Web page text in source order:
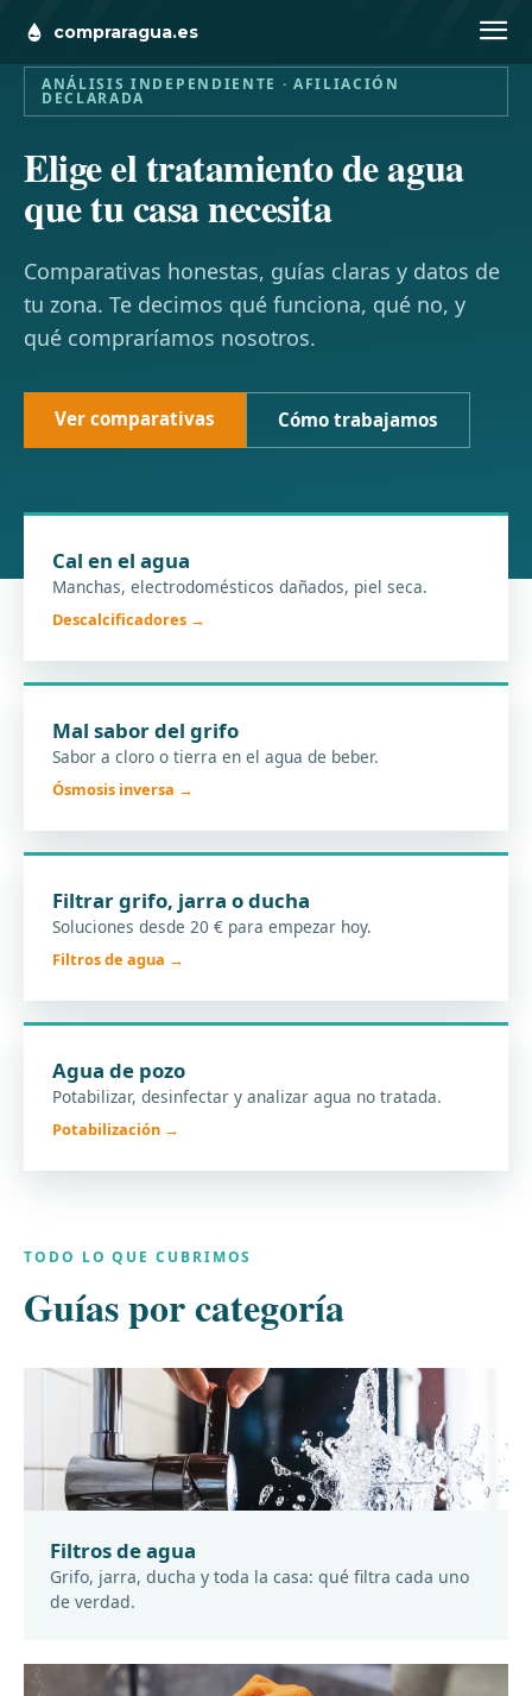
compraragua.es
ANÁLISIS INDEPENDIENTE · AFILIACIÓN
DECLARADA
Elige el tratamiento de agua
que tu casa necesita
Comparativas honestas, guías claras y datos de
tu zona. Te decimos qué funciona, qué no, y
qué compraríamos nosotros.
Ver comparativas Cómo trabajamos
Cal en el agua
Manchas, electrodomésticos dañados, piel seca.
Descalcificadores →
Mal sabor del grifo
Sabor a cloro o tierra en el agua de beber.
Ósmosis inversa →
Filtrar grifo, jarra o ducha
Soluciones desde 20 € para empezar hoy.
Filtros de agua →
Agua de pozo
Potabilizar, desinfectar y analizar agua no tratada.
Potabilización →
TODO LO QUE CUBRIMOS
Guías por categoría
Filtros de agua
Grifo, jarra, ducha y toda la casa: qué filtra cada uno
de verdad.